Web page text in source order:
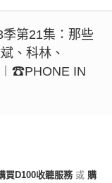
季第21集：那些
、科林、
IN
買D100收聽服務 或 購